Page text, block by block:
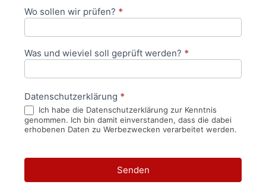
Wo sollen wir prüfen? *
Was und wieviel soll geprüft werden? *
Datenschutzerklärung *
Ich habe die Datenschutzerklärung zur Kenntnis
genommen. Ich bin damit einverstanden, dass die dabei
erhobenen Daten zu Werbezwecken verarbeitet werden.
Senden